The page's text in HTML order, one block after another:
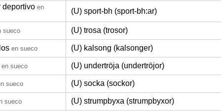
deportivo en (U) sport-bh (sport-bh:ar)
sueco (U) trosa (trosor)
en sueco (U) kalsong (kalsonger)
en sueco (U) undertröja (undertröjor)
sueco (U) socka (sockor)
sueco (U) strumpbyxa (strumpbyxor)